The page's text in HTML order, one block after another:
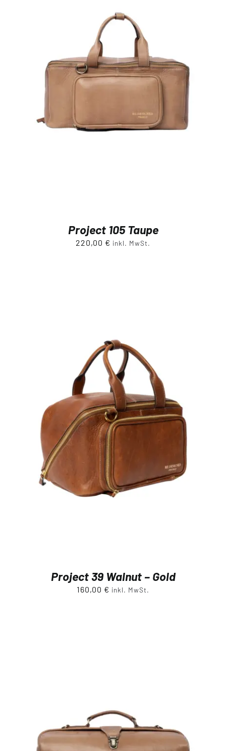
Project 105 Taupe
220,00 € inkl. MwSt.
Project 39 Walnut – Gold
160,00 € inkl. MwSt.